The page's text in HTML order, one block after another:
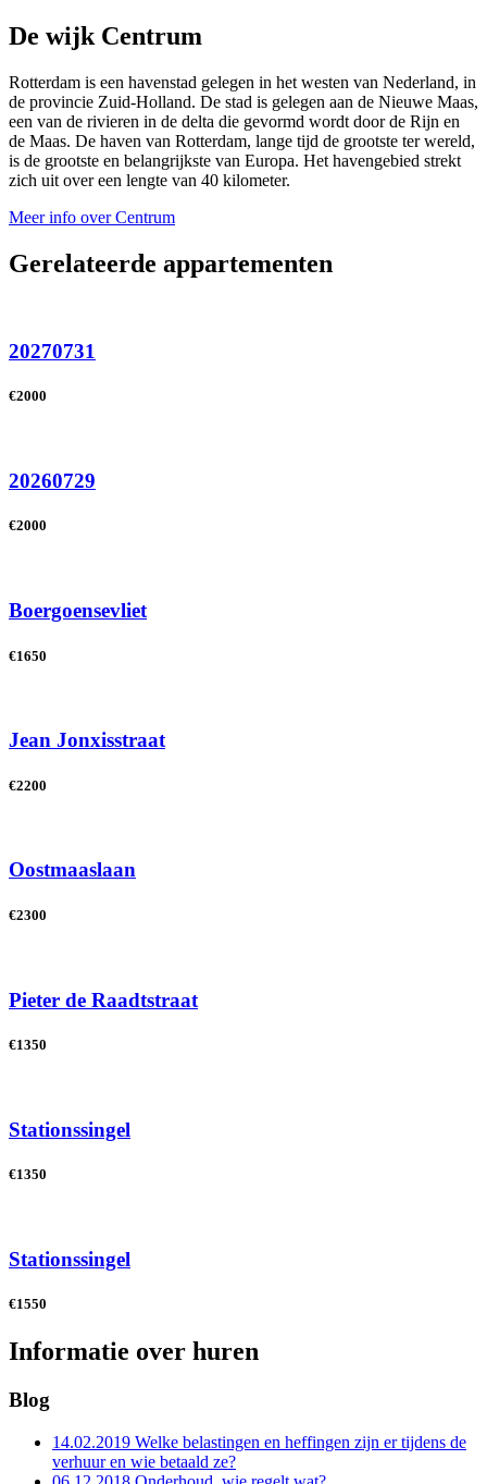
De wijk Centrum
Rotterdam is een havenstad gelegen in het westen van Nederland, in
de provincie Zuid-Holland. De stad is gelegen aan de Nieuwe Maas,
een van de rivieren in de delta die gevormd wordt door de Rijn en
de Maas. De haven van Rotterdam, lange tijd de grootste ter wereld,
is de grootste en belangrijkste van Europa. Het havengebied strekt
zich uit over een lengte van 40 kilometer.
Meer info over Centrum
Gerelateerde appartementen
20270731
€2000
20260729
€2000
Boergoensevliet
€1650
Jean Jonxisstraat
€2200
Oostmaaslaan
€2300
Pieter de Raadtstraat
€1350
Stationssingel
€1350
Stationssingel
€1550
Informatie over huren
Blog
14.02.2019 Welke belastingen en heffingen zijn er tijdens de
verhuur en wie betaald ze?